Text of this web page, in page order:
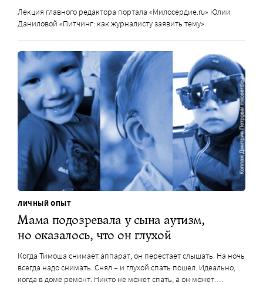
Лекция главного редактора портала «Милосердие.ru» Юлии
Даниловой «Питчинг: как журналисту заявить тему»
ЛИЧНЫЙ ОПЫТ
Мама подозревала у сына аутизм,
но оказалось, что он глухой
Когда Тимоша снимает аппарат, он перестает слышать. На ночь
всегда надо снимать. Снял – и глухой спать пошел. Идеально,
когда в доме ремонт. Никто не может спать, а он может.…